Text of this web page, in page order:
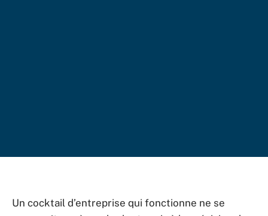
Un cocktail d’entreprise qui fonctionne ne se